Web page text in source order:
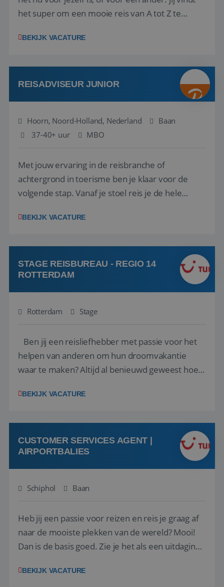
het super om een mooie reis van A tot Z te
vakantiegangers de meest prachtige plekjes op
werken: of het nu gaat om vragen ...
BEKIJK VACATURE
REISADVISEUR JUNIOR
Hoorn, Noord-Holland, Nederland
Baan
37-40+ uur
MBO
Met jouw ervaring in de reisbranche of
achtergrond in toerisme ben je klaar voor de
volgende stap. Vanaf je stoel reis je de hele
wensen van je team, je klant en wat er in de
klanten te overtuigen om die droomreis te
boeken! ...
BEKIJK VACATURE
STAGE REISBUREAU - REGIO 14
ROTTERDAM
Rotterdam Stage
Ben jij een reisliefhebber met passie voor het
helpen van anderen om hun droomvakantie
waar te maken? Altijd al benieuwd geweest hoe
van de grootste reisorganisaties? Dan is een
op zoek naar een enthousiaste, leergie...
BEKIJK VACATURE
CUSTOMER SERVICES AGENT |
AIRPORTBALIES
Schiphol Baan
Heb jij een passie voor reizen en reis je graag af
naar de mooiste plekken van de wereld? Mooi!
Dan is de basis goed. Zie je het als een uitdaging
het samenstellen en boeken van de perfecte
BEKIJK VACATURE